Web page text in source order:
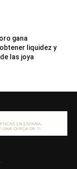
gana
liquidez y
las joya